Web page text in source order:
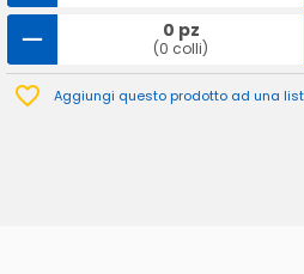
0 pz
(0 colli)
Aggiungi questo prodotto ad una